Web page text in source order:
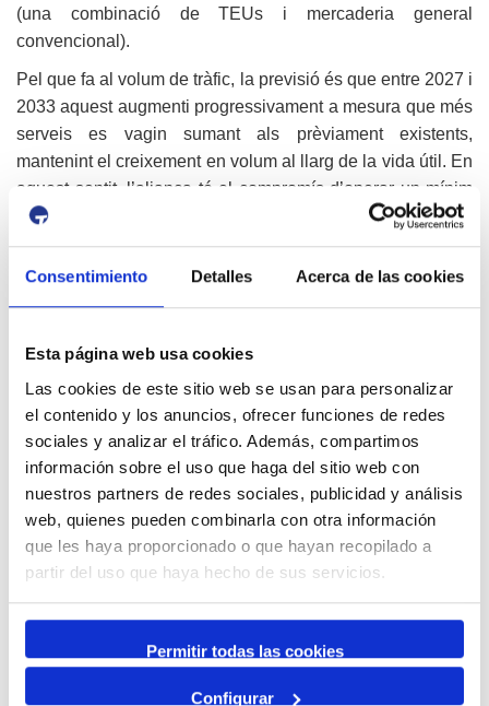
Consentimiento Detalles Acerca de las cookies
Esta página web usa cookies
Las cookies de este sitio web se usan para personalizar
el contenido y los anuncios, ofrecer funciones de redes
sociales y analizar el tráfico. Además, compartimos
información sobre el uso que haga del sitio web con
nuestros partners de redes sociales, publicidad y análisis
web, quienes pueden combinarla con otra información
que les haya proporcionado o que hayan recopilado a
partir del uso que haya hecho de sus servicios.
Permitir todas las cookies
Configurar
(una combinació de TEUs i mercaderia general
convencional).
Pel que fa al volum de tràfic, la previsió és que entre 2027 i
2033 aquest augmenti progressivament a mesura que més
serveis es vagin sumant als prèviament existents,
mantenint el creixement en volum al llarg de la vida útil. En
aquest sentit, l’aliança té el compromís d’operar un mínim
de 360.000 TEUs equivalents a partir de 2031, dels quals
la seva major part hauran de ser contenidors, 200.000
TEUs com a mínim, mentre que la resta es correspondrà a
sinergies entre operadors logístics globals que suposa
aquest projecte. Així doncs, COSCO SHIPPING Ports
aportarà al projecte la seva xarxa global de terminals i
connectivitat marítima internacional, mentre que COSCO
SHIPPING Bulk contribuirà amb la seva experiència
operativa i comercial en tràfics multipropòsit i logística
marítima. Per part seva, PTP reforçarà el projecte amb la
integrada i càrrega refrigerada.
En aquesta línia, Diego Nieves ha assegurat que el